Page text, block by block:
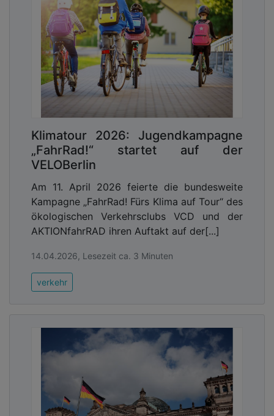
Klimatour 2026: Jugendkampagne
„FahrRad!“ startet auf der
VELOBerlin
Am 11. April 2026 feierte die bundesweite
Kampagne „FahrRad! Fürs Klima auf Tour“ des
ökologischen Verkehrsclubs VCD und der
AKTIONfahrRAD ihren Auftakt auf der[...]
14.04.2026, Lesezeit ca. 3 Minuten
verkehr